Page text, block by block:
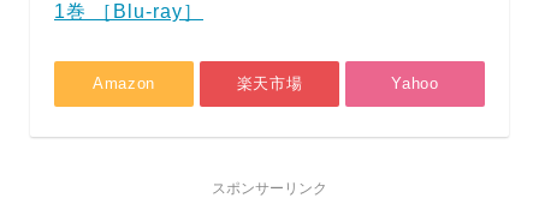
Amazon 楽天市場 Yahoo
スポンサーリンク